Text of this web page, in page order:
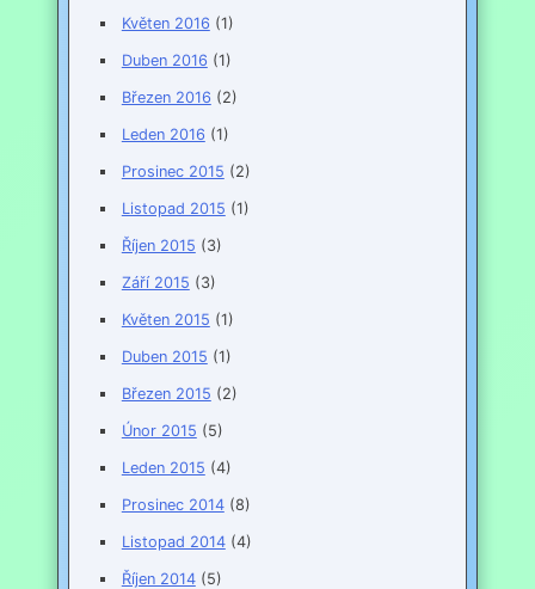
Květen 2016 (1)
Duben 2016 (1)
Březen 2016 (2)
Leden 2016 (1)
Prosinec 2015 (2)
Listopad 2015 (1)
Říjen 2015 (3)
Září 2015 (3)
Květen 2015 (1)
Duben 2015 (1)
Březen 2015 (2)
Únor 2015 (5)
Leden 2015 (4)
Prosinec 2014(8)
Listopad 2014(4)
Říjen 2014(5)